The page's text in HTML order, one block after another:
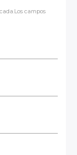
campos